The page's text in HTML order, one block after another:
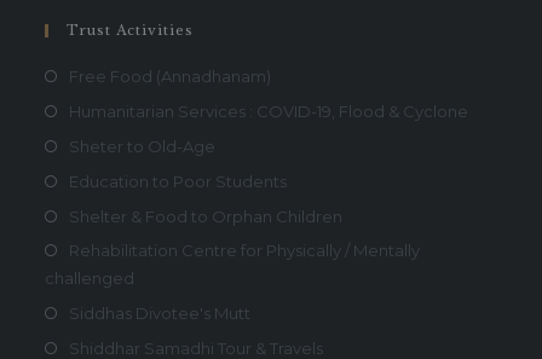
Trust Activities
Free Food (Annadhanam)
Humanitarian Services : COVID-19, Flood & Cyclone
Sheter to Old-Age
Education to Poor Students
Shelter & Food to Orphan Children
Rehabilitation Centre for Physically / Mentally
challenged
Siddhas Divotee's Mutt
Shiddhar Samadhi Tour & Travels